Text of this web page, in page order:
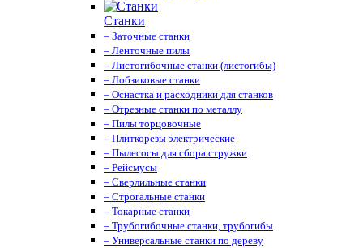
Станки
– Заточные станки
– Ленточные пилы
– Листогибочные станки (листогибы)
– Лобзиковые станки
– Оснастка и расходники для станков
– Отрезные станки по металлу
– Пилы торцовочные
– Плиткорезы электрические
– Пылесосы для сбора стружки
– Рейсмусы
– Сверлильные станки
– Строгальные станки
– Токарные станки
– Трубогибочные станки, трубогибы
– Универсальные станки по дереву